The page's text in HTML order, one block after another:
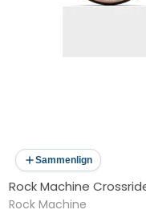
Sammenlign
Rock Machine
Rock Machine